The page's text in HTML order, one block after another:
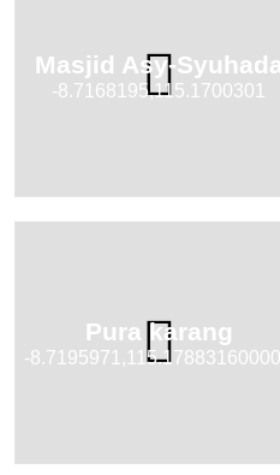
Masjid Asy-
-8.7168195,115.1700301
Pura karang
-